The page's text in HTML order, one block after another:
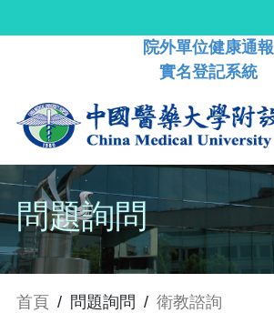
院外單位健康通報
實名登記系統
問題詢問
首頁 / 問題詢問 / 衛教諮詢